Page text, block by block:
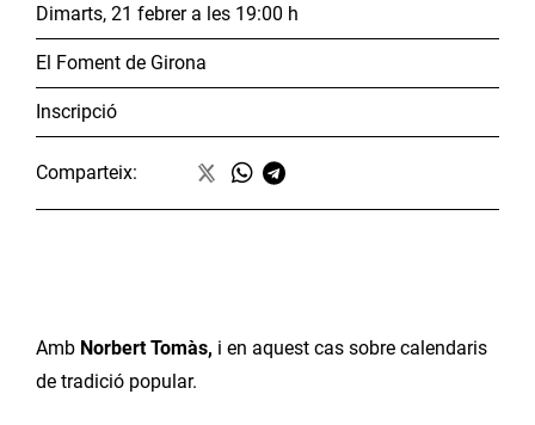
Dimarts, 21 febrera les 19:00 h
El Foment de Girona
Inscripció
Comparteix:
Amb Norbert Tomàs, i en aquest cas sobre calendaris
de tradició popular.